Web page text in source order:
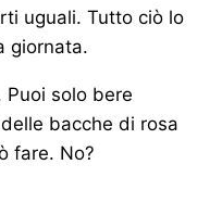
uguali. Tutto ciò lo
giornata.
Puoi solo bere
bacche di rosa
fare. No?